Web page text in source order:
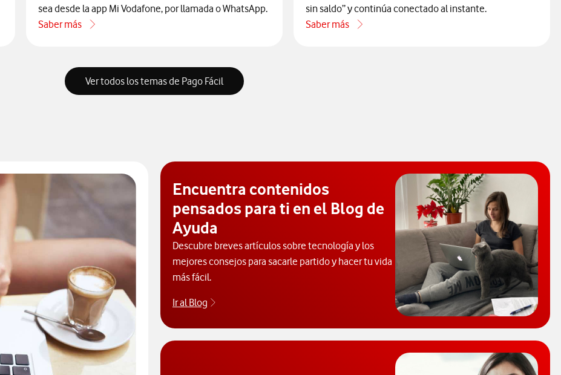
sea desde la app Mi Vodafone, por llamada o WhatsApp.
Saber más
acerca de Cómo consultar el saldo de tu tarjeta prepago
sin saldo” y continúa conectado al instante.
Saber más
acerca de Cómo llamar sin saldo en Vodafone
Ver todos los temas de Pago Fácil
Encuentra contenidos
pensados para ti en el Blog de
Ayuda
Descubre breves artículos sobre tecnología y los
mejores consejos para sacarle partido y hacer tu vida
más fácil.
Ir al Blog
Descubre el blog de Ayuda. Abrir ventana modal